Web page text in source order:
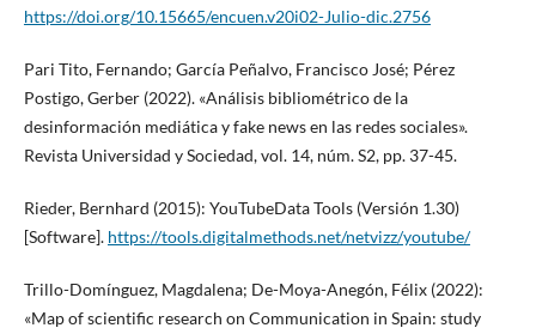
https://doi.org/10.15665/encuen.v20i02-Julio-dic.2756
Pari Tito, Fernando; García Peñalvo, Francisco José; Pérez
Postigo, Gerber (2022). «Análisis bibliométrico de la
desinformación mediática y fake news en las redes sociales».
Revista Universidad y Sociedad, vol. 14, núm. S2, pp. 37-45.
Rieder, Bernhard (2015): YouTubeData Tools (Versión 1.30)
[Software]. https://tools.digitalmethods.net/netvizz/youtube/
Trillo-Domínguez, Magdalena; De-Moya-Anegón, Félix (2022):
«Map of scientific research on Communication in Spain: study